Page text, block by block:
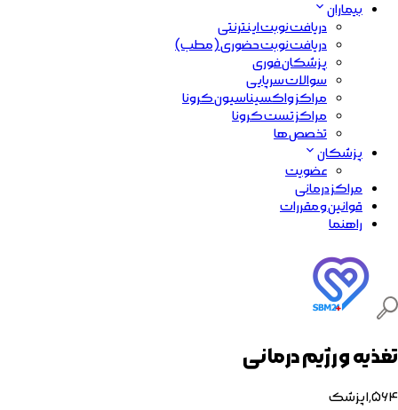
بیماران
دریافت نوبت اینترنتی
دریافت نوبت حضوری (مطب)
پزشکان فوری
سوالات سرپایی
مراکز واکسیناسیون کرونا
مراکز تست کرونا
تخصص ها
پزشکان
عضویت
مراکز درمانی
قوانین و مقررات
راهنما
تغذیه و رژیم درمانی
۱٬۵۶۴پزشک